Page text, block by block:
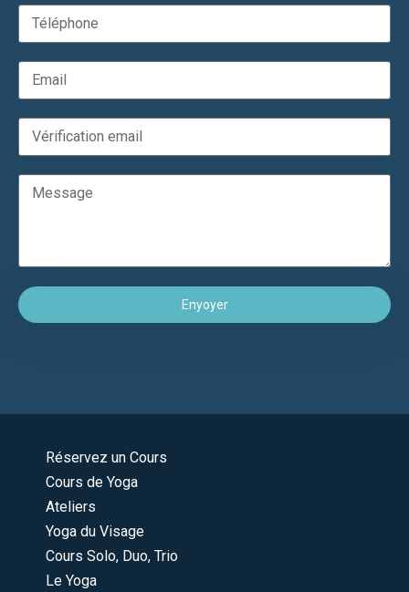
Enyoyer
Réservez un Cours
Cours de Yoga
Ateliers
Yoga du Visage
Cours Solo, Duo, Trio
Le Yoga